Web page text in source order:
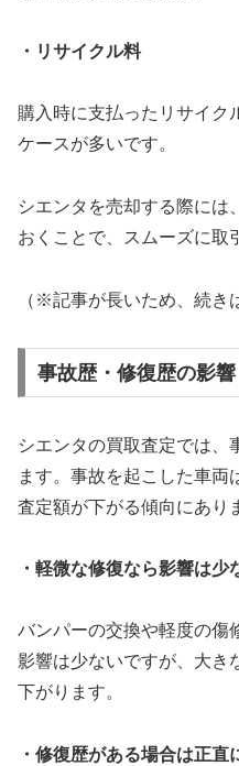
・リサイクル料
購入時に支払ったリサイク
ケースが多いです。
シエンタを売却する際には
おくことで、スムーズに取
（※記事が長いため、続き
事故歴・修復歴の影響
シエンタの買取査定では、
ます。事故を起こした車両
査定額が下がる傾向にあり
・軽微な修復なら影響は少
バンパーの交換や軽度の傷
影響は少ないですが、大き
下がります。
・修復歴がある場合は正直